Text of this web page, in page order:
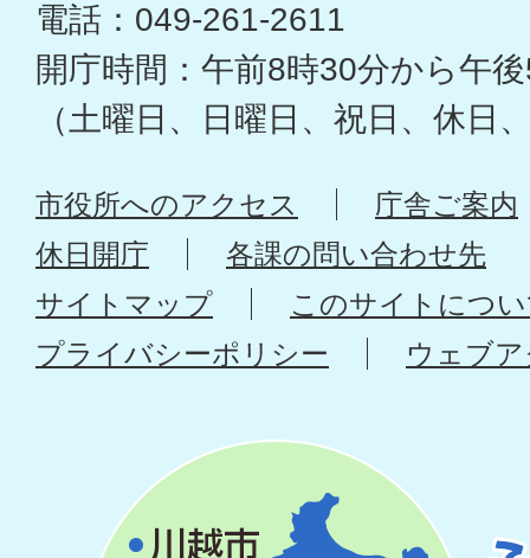
電話：049-261-2611
開庁時間：午前8時30分から午
（土曜日、日曜日、祝日、休日
市役所へのアクセス
庁舎ご案内
休日開庁
各課の問い合わせ先
サイトマップ
このサイトにつ
プライバシーポリシー
ウェブ